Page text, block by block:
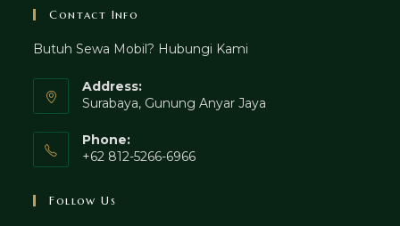
Contact Info
Butuh Sewa Mobil? Hubungi Kami
Address:
Surabaya, Gunung Anyar Jaya
Phone:
+62 812-5266-6966
Follow Us